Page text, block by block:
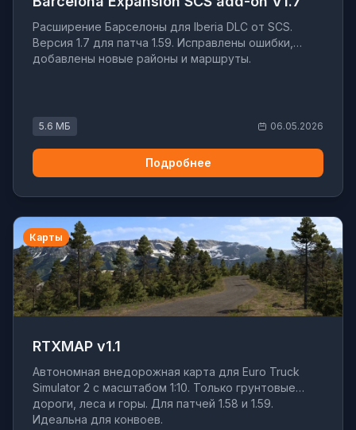
Расширение Барселоны для Iberia DLC от SCS.
Версия 1.7 для патча 1.59. Исправлены ошибки,
добавлены новые районы и маршруты.
5.6 МБ 06.05.2026
Подробнее
Карты
RTXMAP v1.1
Автономная внедорожная карта для Euro Truck
Simulator 2 с масштабом 1:10. Только грунтовые
дороги, леса и горы. Для патчей 1.58 и 1.59.
Идеальна для конвоев.